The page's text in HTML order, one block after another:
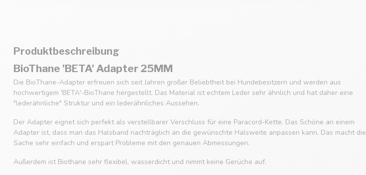
Produktbeschreibung
BioThane 'BETA' Adapter 25MM
Die BioThane-Adapter erfreuen sich seit Jahren großer Beliebtheit bei Hundebesitzern und werden aus
hochwertigem 'BETA'-BioThane hergestellt. Das Material ist echtem Leder sehr ähnlich und hat daher eine
"lederähnliche" Struktur und ein lederähnliches Aussehen.
Der Adapter eignet sich perfekt als verstellbarer Verschluss für eine Paracord-Kette. Das Schöne an einem
Adapter ist, dass man das Halsband nachträglich an die gewünschte Halsweite anpassen kann. Das macht die
Sache sehr einfach und erspart Probleme mit den genauen Abmessungen.
Außerdem ist Biothane sehr flexibel, wasserdicht und nimmt keine Gerüche auf.